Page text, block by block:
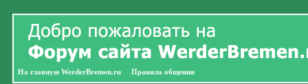
На главную WerderBremen.ru Правила общения